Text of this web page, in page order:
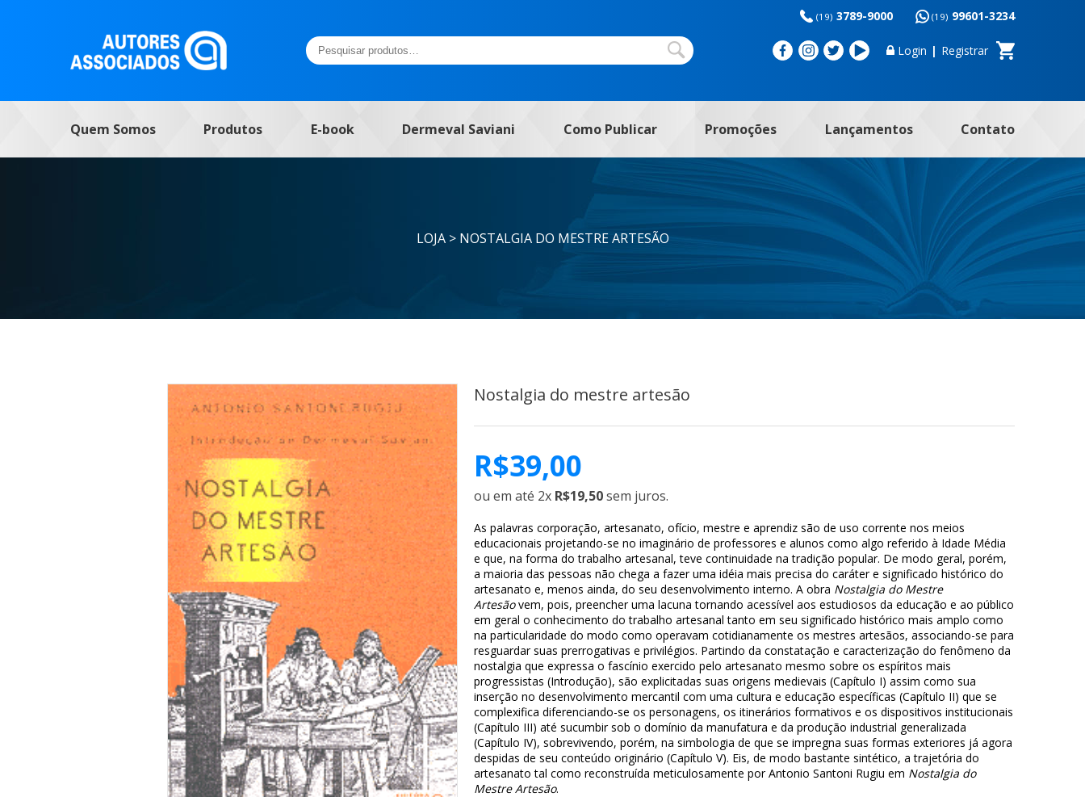
(19) 3789-9000 (19) 99601-3234
Pesquisar
por:
Login | Registrar
Quem Somos Produtos E-book Dermeval Saviani Como Publicar Promoções Lançamentos Contato
LOJA > NOSTALGIA DO MESTRE ARTESÃO
Nostalgia do mestre artesão
R$39,00
ou em até 2x R$19,50sem juros.
As palavras corporação, artesanato, ofício, mestre e aprendiz são de uso corrente nos meios
educacionais projetando-se no imaginário de professores e alunos como algo referido à Idade Média
e que, na forma do trabalho artesanal, teve continuidade na tradição popular. De modo geral, porém,
a maioria das pessoas não chega a fazer uma idéia mais precisa do caráter e significado histórico do
artesanato e, menos ainda, do seu desenvolvimento interno. A obra Nostalgia do Mestre
Artesãovem, pois, preencher uma lacuna tornando acessível aos estudiosos da educação e ao público
em geral o conhecimento do trabalho artesanal tanto em seu significado histórico mais amplo como
na particularidade do modo como operavam cotidianamente os mestres artesãos, associando-se para
resguardar suas prerrogativas e privilégios. Partindo da constatação e caracterização do fenômeno da
nostalgia que expressa o fascínio exercido pelo artesanato mesmo sobre os espíritos mais
progressistas (Introdução), são explicitadas suas origens medievais (Capítulo I) assim como sua
inserção no desenvolvimento mercantil com uma cultura e educação específicas (Capítulo II) que se
complexifica diferenciando-se os personagens, os itinerários formativos e os dispositivos institucionais
(Capítulo III) até sucumbir sob o domínio da manufatura e da produção industrial generalizada
(Capítulo IV), sobrevivendo, porém, na simbologia de que se impregna suas formas exteriores já agora
despidas de seu conteúdo originário (Capítulo V). Eis, de modo bastante sintético, a trajetória do
artesanato tal como reconstruída meticulosamente por Antonio Santoni Rugiu em Nostalgia do
Mestre Artesão.